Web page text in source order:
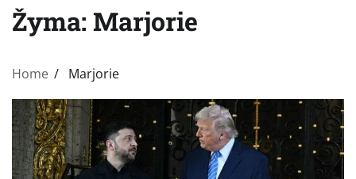
Žyma: Marjorie
Home Marjorie